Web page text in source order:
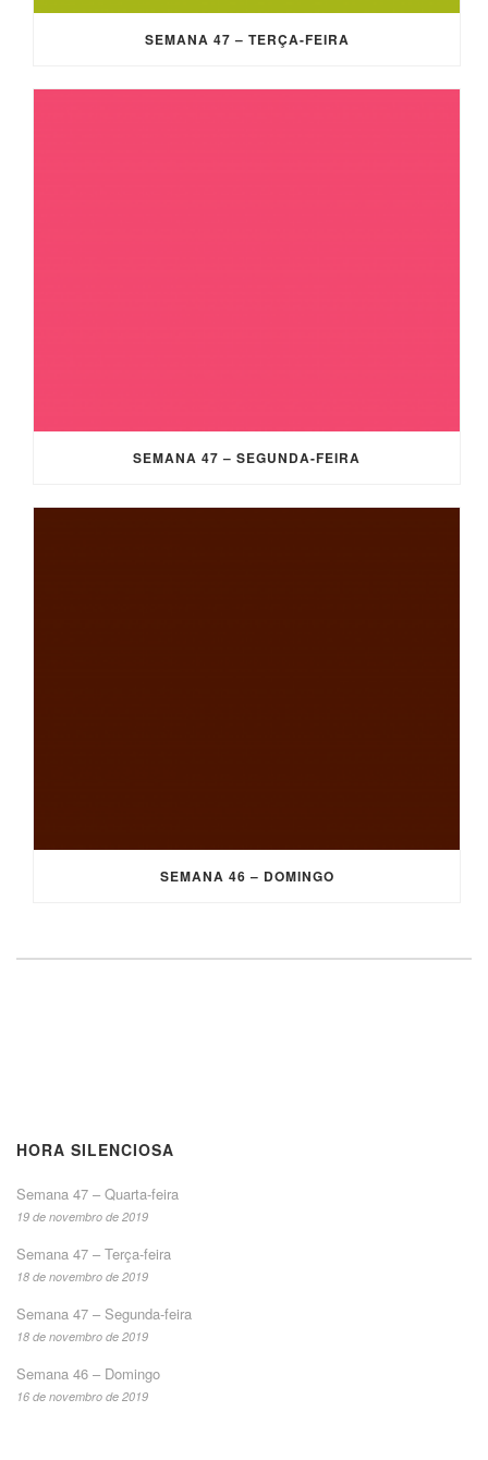
SEMANA 47 – TERÇA-FEIRA
SEMANA 47 – SEGUNDA-FEIRA
SEMANA 46 – DOMINGO
HORA SILENCIOSA
Semana 47 – Quarta-feira
19 de novembro de 2019
Semana 47 – Terça-feira
18 de novembro de 2019
Semana 47 – Segunda-feira
18 de novembro de 2019
Semana 46 – Domingo
16 de novembro de 2019